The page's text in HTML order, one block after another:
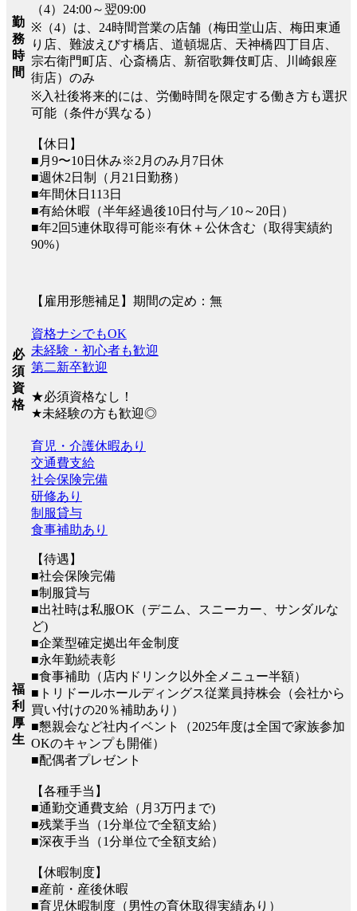
勤
務
時
間
（4）24:00～翌09:00
※（4）は、24時間営業の店舗（梅田堂山店、梅田東通
り店、難波えびす橋店、道頓堀店、天神橋四丁目店、
宗右衛門町店、心斎橋店、新宿歌舞伎町店、川崎銀座
街店）のみ
※入社後将来的には、労働時間を限定する働き方も選択
可能（条件が異なる）
【休日】
■月9〜10日休み※2月のみ月7日休
■週休2日制（月21日勤務）
■年間休日113日
■有給休暇（半年経過後10日付与／10～20日）
■年2回5連休取得可能※有休＋公休含む（取得実績約
90%）
【雇用形態補足】期間の定め：無
必
須
資
格
資格ナシでもOK
未経験・初心者も歓迎
第二新卒歓迎
★必須資格なし！
★未経験の方も歓迎◎
福
利
厚
生
育児・介護休暇あり
交通費支給
社会保険完備
研修あり
制服貸与
食事補助あり
【待遇】
■社会保険完備
■制服貸与
■出社時は私服OK（デニム、スニーカー、サンダルな
ど)
■企業型確定拠出年金制度
■永年勤続表彰
■食事補助（店内ドリンク以外全メニュー半額）
■トリドールホールディングス従業員持株会（会社から
買い付けの20％補助あり）
■懇親会など社内イベント（2025年度は全国で家族参加
OKのキャンプも開催）
■配偶者プレゼント
【各種手当】
■通勤交通費支給（月3万円まで)
■残業手当（1分単位で全額支給）
■深夜手当（1分単位で全額支給）
【休暇制度】
■産前・産後休暇
■育児休暇制度（男性の育休取得実績あり）